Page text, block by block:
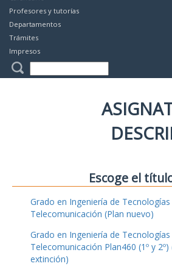
Profesores y tutorías
Departamentos
Trámites
Impresos
Escoge el
Grado en Ingeniería de Tecnologías
Telecomunicación (Plan nuevo)
Grado en Ingeniería de Tecnologías
Telecomunicación Plan460 (1º y
extinción)